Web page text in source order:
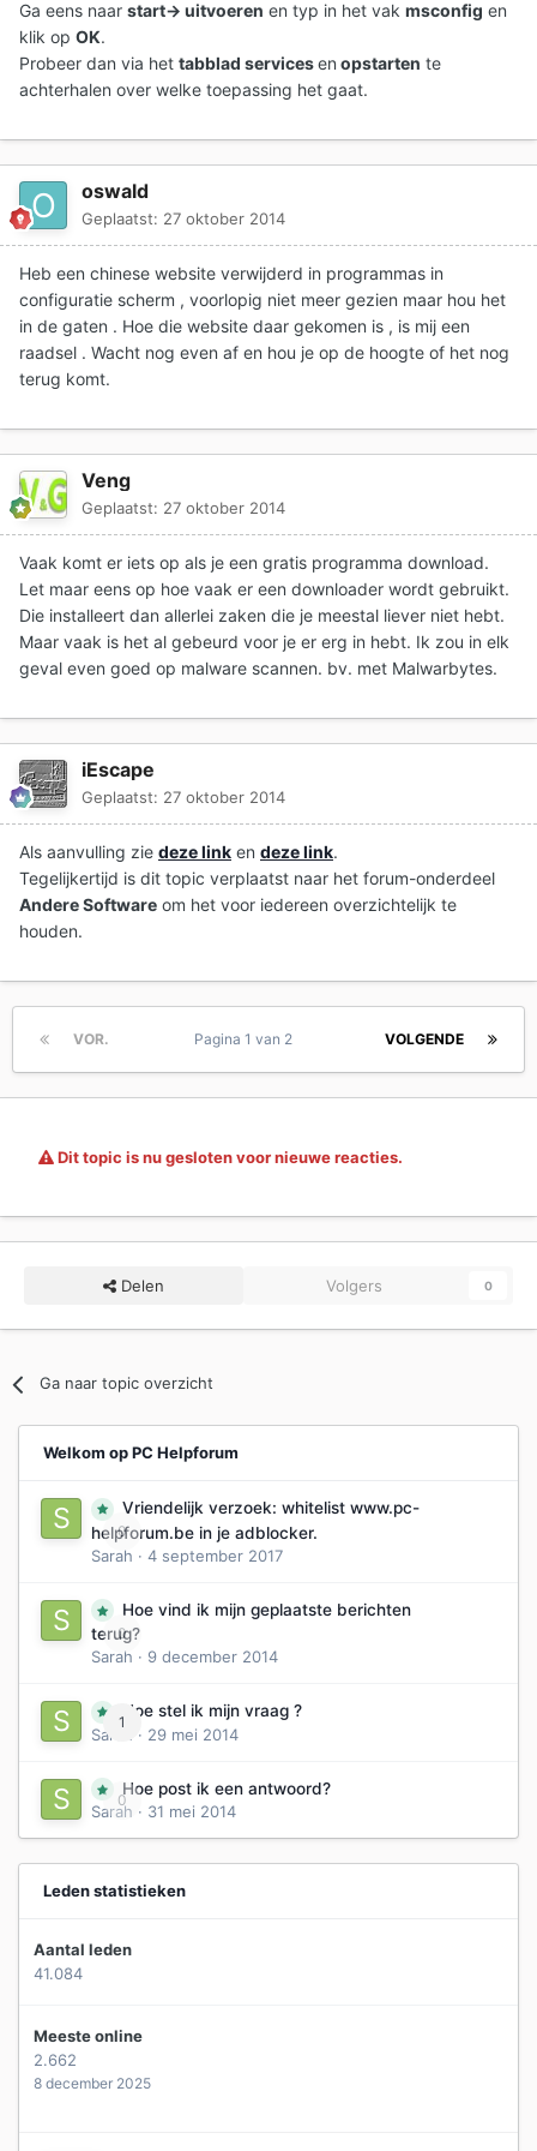
Ga eens naar start-> uitvoeren en typ in het vak msconfig en
klik op OK.
Probeer dan via het tabblad servicesen opstarten te
achterhalen over welke toepassing het gaat.
oswald
Geplaatst: 27 oktober 2014
Heb een chinese website verwijderd in programmas in
configuratie scherm , voorlopig niet meer gezien maar hou het
in de gaten . Hoe die website daar gekomen is , is mij een
raadsel . Wacht nog even af en hou je op de hoogte of het nog
terug komt.
Veng
Geplaatst: 27 oktober 2014
Vaak komt er iets op als je een gratis programma download.
Let maar eens op hoe vaak er een downloader wordt gebruikt.
Die installeert dan allerlei zaken die je meestal liever niet hebt.
Maar vaak is het al gebeurd voor je er erg in hebt. Ik zou in elk
geval even goed op malware scannen. bv. met Malwarbytes.
iEscape
Geplaatst: 27 oktober 2014
Als aanvulling zie deze link en deze link.
Tegelijkertijd is dit topic verplaatst naar het forum-onderdeel
Andere Software om het voor iedereen overzichtelijk te
houden.
VOR. VOLGENDE
Pagina 1 van 2
Dit topic is nu gesloten voor nieuwe reacties.
Delen Volgers 0
Ga naar topic overzicht
Welkom op PC Helpforum
0
Vriendelijk verzoek: whitelist www.pc-
helpforum.be in je adblocker.
Sarah · 4 september 2017
0
Hoe vind ik mijn geplaatste berichten
terug?
Sarah · 9 december 2014
1
Hoe stel ik mijn vraag ?
Sarah
· 29 mei 2014
0
Hoe post ik een antwoord?
Sarah · 31 mei 2014
Leden statistieken
Aantal leden
41.084
Meeste online
2.662
8 december 2025